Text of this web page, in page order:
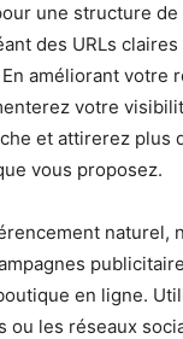
une structure
des URLs
améliorant votre
votre
et attirerez plus
vous proposez.
naturel,
en ligne.
ou les réseaux